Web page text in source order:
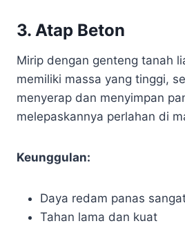
3. Atap Beton
Mirip dengan genteng tanah
memiliki massa yang tinggi,
menyerap dan menyimpan
melepaskannya perlahan di
Keunggulan:
Daya redam panas
Tahan lama dan kuat